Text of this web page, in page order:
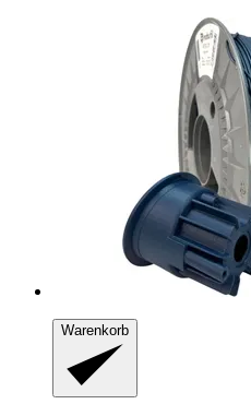
Warenkorb